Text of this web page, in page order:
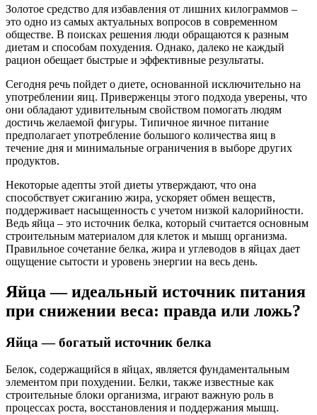
Золотое средство для избавления от лишних килограммов –
это одно из самых актуальных вопросов в современном
обществе. В поисках решения люди обращаются к разным
диетам и способам похудения. Однако, далеко не каждый
рацион обещает быстрые и эффективные результаты.
Сегодня речь пойдет о диете, основанной исключительно на
употреблении яиц. Приверженцы этого подхода уверены, что
они обладают удивительным свойством помогать людям
достичь желаемой фигуры. Типичное яичное питание
предполагает употребление большого количества яиц в
течение дня и минимальные ограничения в выборе других
продуктов.
Некоторые адепты этой диеты утверждают, что она
способствует сжиганию жира, ускоряет обмен веществ,
поддерживает насыщенность с учетом низкой калорийности.
Ведь яйца – это источник белка, который считается основным
строительным материалом для клеток и мышц организма.
Правильное сочетание белка, жира и углеводов в яйцах дает
ощущение сытости и уровень энергии на весь день.
Яйца — идеальный источник питания
при снижении веса: правда или ложь?
Яйца — богатый источник белка
Белок, содержащийся в яйцах, является фундаментальным
элементом при похудении. Белки, также известные как
строительные блоки организма, играют важную роль в
процессах роста, восстановления и поддержания мышц.